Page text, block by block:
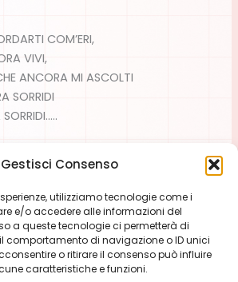
Gestisci Consenso
utilizziamo tecnologie come i
e/o accedere alle informazioni del
a queste tecnologie ci permetterà di
comportamento di navigazione o ID unici
o ritirare il consenso può influire
caratteristiche e funzioni.
COM’ERI,
VIVI,
ANCORA MI ASCOLTI
SORRIDI
Articolo successivo→